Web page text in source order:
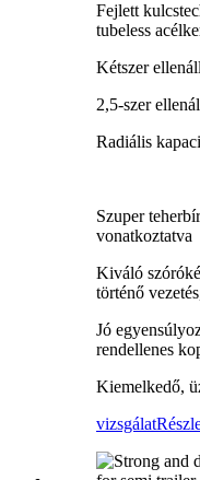
Fejlett
tubeless
Kétszer
2,5-szer
Radiális
Szuper
vonatkoztatva
Kiváló
történő
Jó
rendellenes
Kiemelkedő,
vizsgálat